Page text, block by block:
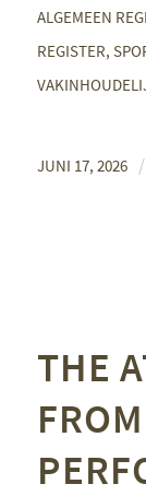
ALGEMEEN
REGISTER,
JUNI 17, 2026 /
THE